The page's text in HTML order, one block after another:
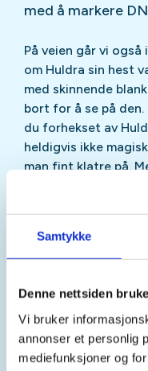
Samtykke
Denne nettsiden
Vi bruker
annonser et personlig
mediefunksjoner og
med å markere
På veien går vi
om Huldra sin hest
med skinnende
bort for å se på
du forhekset av
heldigvis ikke
man fint klatre på.
kanskje vi hører
Arrangementet er
Anbefales for barn i
Turen er i underkant
Bæremeis går bra
gå med vogn. Det